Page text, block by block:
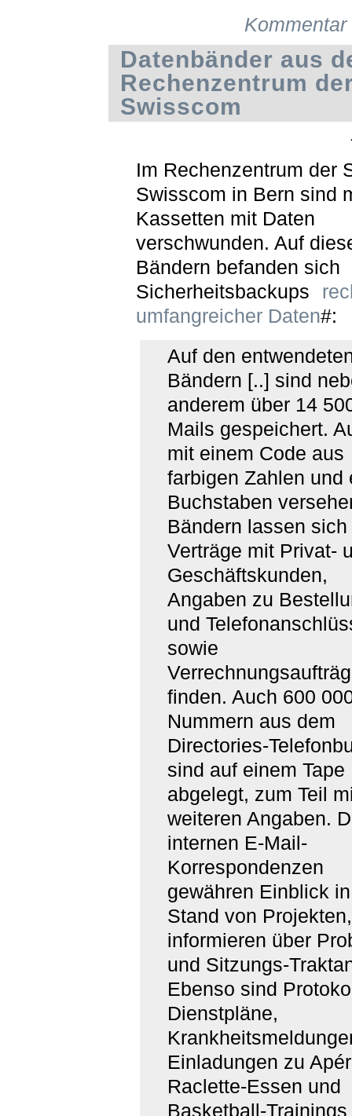
Datenbänder aus
Rechenzentrum
Swisscom
Im Rechenzentrum der
Swisscom in Bern sind
Kassetten mit Daten
verschwunden. Auf
Bändern befanden sich
Sicherheitsbackups
umfangreicher Daten#:
Auf den
Bändern [..] sind
anderem über 14
Mails gespeichert.
mit einem Code aus
farbigen Zahlen und
Buchstaben
Bändern lassen sich
Verträge mit Privat-
Geschäftskunden,
Angaben zu
und
sowie
finden. Auch 600
Nummern aus dem
Directories-
sind auf einem Tape
abgelegt, zum Teil
weiteren Angaben.
internen E-Mail-
Korrespondenzen
gewähren Einblick
Stand von Projekten,
informieren über
und Sitzungs-
Ebenso sind
Dienstpläne,
Einladungen zu
Raclette-Essen und
Basketball-